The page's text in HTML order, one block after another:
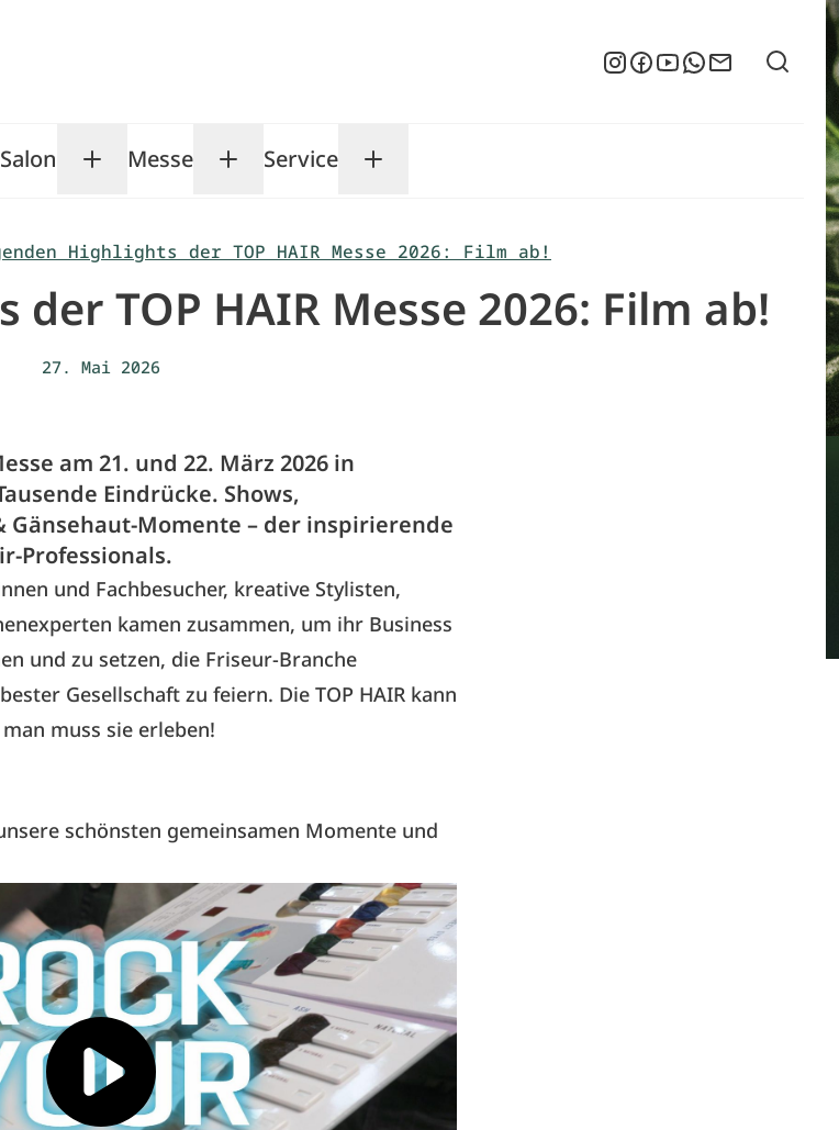
Suche
submenu
Toggle TOP Salon submenu
Messe Toggle Messe submenu
Service Toggle Service submenu
Instagram
Facebook
YouTubeWhatsApp
Newsletter
Highlights der TOP HAIR Messe 2026: Film ab!
TOP HAIR Messe 2026: Film ab!
27. Mai 2026
am 21. und 22. März 2026 in
Eindrücke. Shows,
Gänsehaut-Momente – der inspirierende
Professionals.
und Fachbesucher, kreative Stylisten,
kamen zusammen, um ihr Business
und zu setzen, die Friseur-Branche
Gesellschaft zu feiern. Die TOP HAIR kann
muss sie erleben!
schönsten gemeinsamen Momente und